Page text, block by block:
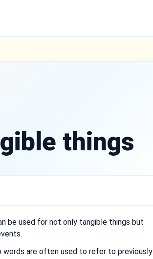
things
be used for not only tangible things but
words are often used to refer to previously